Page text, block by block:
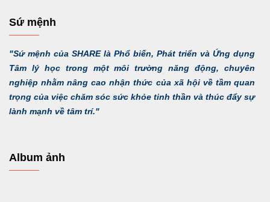
Sứ mệnh
"Sứ mệnh của SHARE là Phổ biến, Phát triển và Ứng dụng
Tâm lý học trong một môi trường năng động, chuyên
nghiệp nhằm nâng cao nhận thức của xã hội về tầm quan
trọng của việc chăm sóc sức khỏe tinh thần và thúc đẩy sự
lành mạnh về tâm trí."
Album ảnh